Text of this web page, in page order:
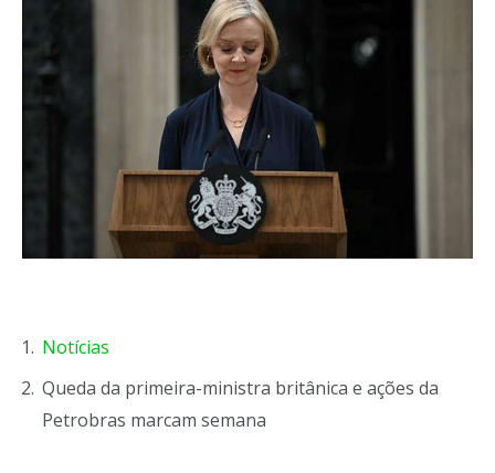
Notícias
Queda da primeira-ministra britânica e ações da
Petrobras marcam semana